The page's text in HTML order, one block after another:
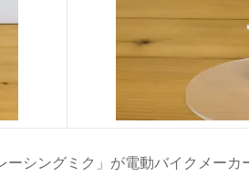
シングミク」が電動バイクメーカ